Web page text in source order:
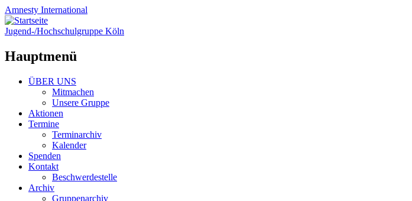
Amnesty International
Jugend-/Hochschulgruppe Köln
Hauptmenü
Zum
ÜBER UNS
Mitmachen
Unsere Gruppe
Aktionen
Termine
Terminarchiv
Kalender
Spenden
Kontakt
Beschwerdestelle
Archiv
Gruppenarchiv